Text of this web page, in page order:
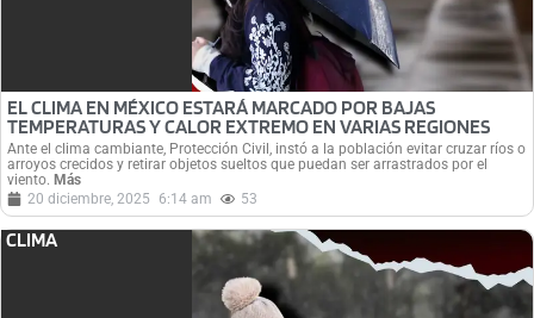
EL CLIMA EN MÉXICO ESTARÁ MARCADO POR BAJAS
TEMPERATURAS Y CALOR EXTREMO EN VARIAS REGIONES
Ante el clima cambiante, Protección Civil, instó a la población evitar cruzar ríos o
arroyos crecidos y retirar objetos sueltos que puedan ser arrastrados por el
viento. Más
20 diciembre, 2025
6:14 am 53
CLIMA